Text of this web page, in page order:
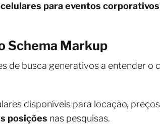
para eventos
Schema Markup
de busca generativos a entender o
disponíveis para locação,
posições nas pesquisas.